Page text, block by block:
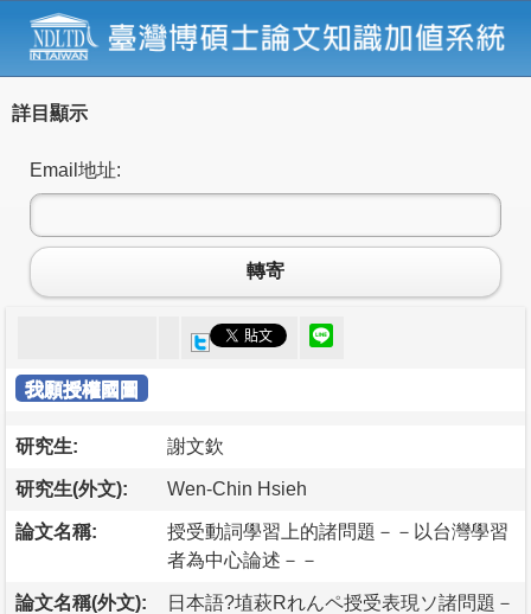
詳目顯示
Email地址:
轉寄
我願授權國圖
研究生: 謝文欽
研究生(外文): Wen-Chin Hsieh
論文名稱:
授受動詞學習上的諸問題－－以台灣學習
者為中心論述－－
論文名稱(外文):
日本語?埴萩Rれんペ授受表現ソ諸問題－